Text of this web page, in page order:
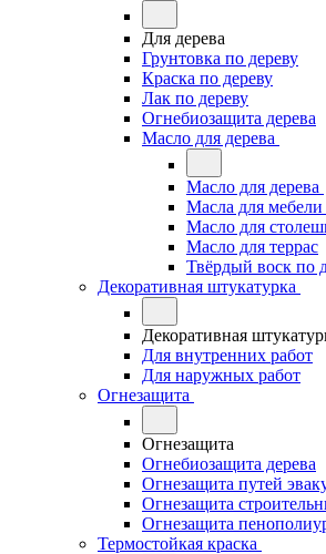
Для дерева
Грунтовка по дереву
Краска по дереву
Лак по дереву
Огнебиозащита дерева
Масло для дерева
Масло для дерева
Масла для мебели
Масло для
Масло для террас
Твёрдый воск по
Декоративная штукатурка
Декоративная
Для внутренних работ
Для наружных работ
Огнезащита
Огнезащита
Огнебиозащита дерева
Огнезащита путей
Огнезащита
Огнезащита
Термостойкая краска